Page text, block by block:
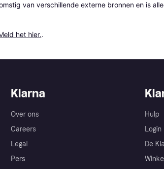
van verschillende externe bronnen en is
het hier..
Klarna
Over ons
Careers
Legal
Pers
Hulp
Login
De